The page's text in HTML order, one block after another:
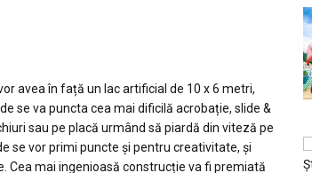
avea în față un lac artificial de 10 x 6 metri,
se va puncta cea mai dificilă acrobație, slide &
sau pe placă urmând să piardă din viteză pe
se vor primi puncte și pentru creativitate, și
Cea mai ingenioasă construcție va fi premiată